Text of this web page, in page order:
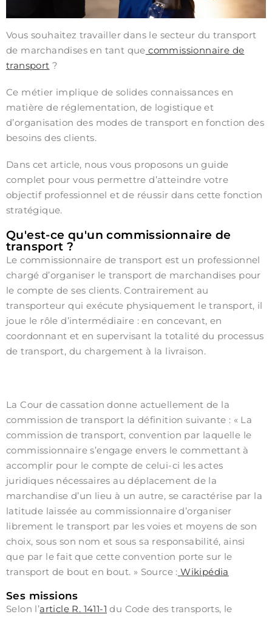
Vous souhaitez travailler dans le secteur du transport
de marchandises en tant que commissionnaire de
transport ?
Ce métier implique de solides connaissances en
matière de réglementation, de logistique et
d’organisation des modes de transport en fonction des
besoins des clients.
Dans cet article, nous vous proposons un guide
complet pour vous permettre d’atteindre votre
objectif professionnel et de réussir dans cette fonction
stratégique.
Qu'est-ce qu'un commissionnaire de
transport ?
Le commissionnaire de transport est un professionnel
chargé d’organiser le transport de marchandises pour
le compte de ses clients. Contrairement au
transporteur qui exécute physiquement le transport, il
joue le rôle d’intermédiaire : en concevant, en
coordonnant et en supervisant la totalité du processus
de transport, du chargement à la livraison.
La Cour de cassation donne actuellement de la
commission de transport la définition suivante : « La
commission de transport, convention par laquelle le
commissionnaire s’engage envers le commettant à
accomplir pour le compte de celui-ci les actes
juridiques nécessaires au déplacement de la
marchandise d’un lieu à un autre, se caractérise par la
latitude laissée au commissionnaire d’organiser
librement le transport par les voies et moyens de son
choix, sous son nom et sous sa responsabilité, ainsi
que par le fait que cette convention porte sur le
transport de bout en bout. » Source : Wikipédia
Ses missions
Selon l’article R. 1411-1 du Code des transports, le